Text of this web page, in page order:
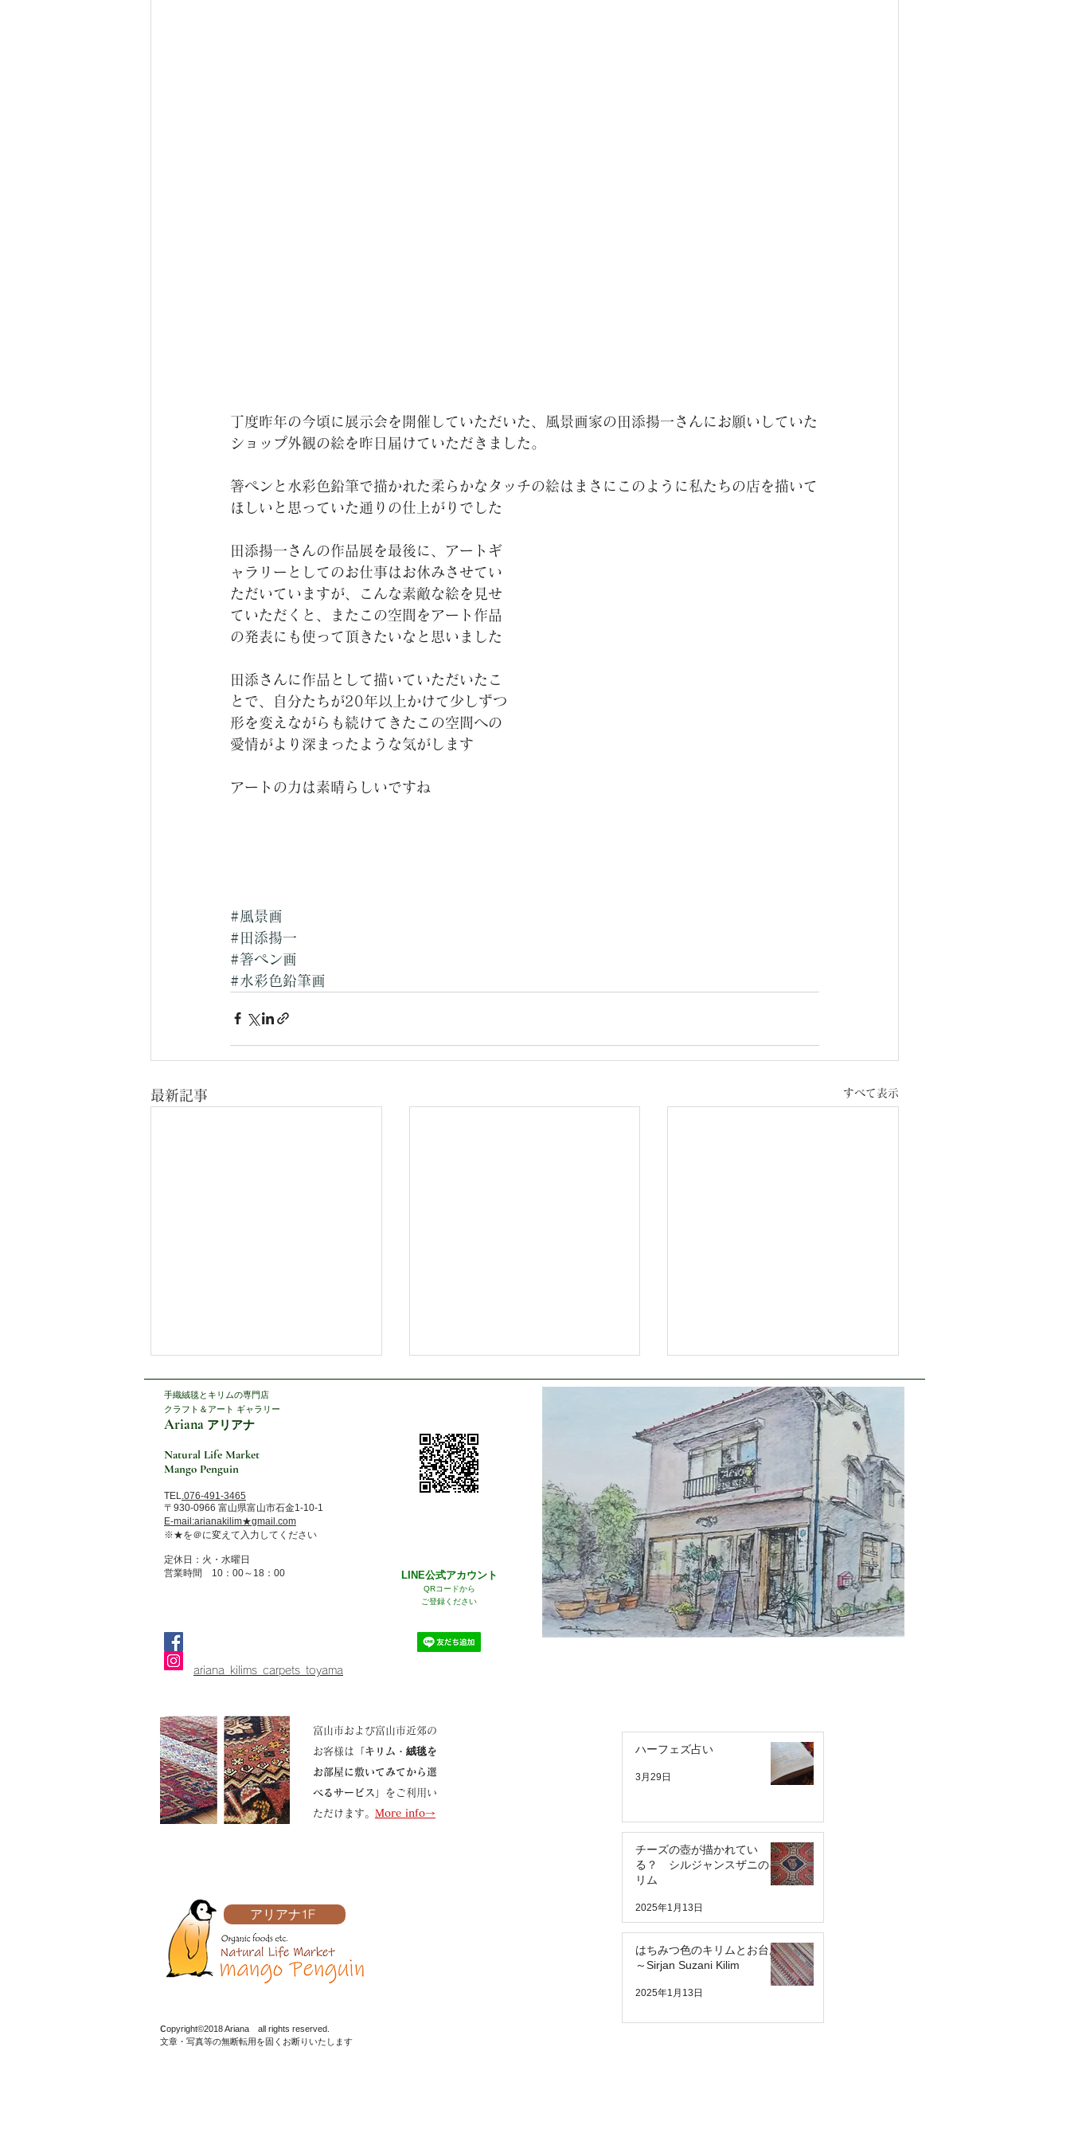
丁度昨年の今頃に展示会を開催していただいた、風景画家の田添揚一さんにお願いしていた
ショップ外観の絵を昨日届けていただきました。
箸ペンと水彩色鉛筆で描かれた柔らかなタッチの絵はまさにこのように私たちの店を描いて
ほしいと思っていた通りの仕上がりでした
田添揚一さんの作品展を最後に、アートギ
ャラリーとしてのお仕事はお休みさせてい
ただいていますが、こんな素敵な絵を見せ
ていただくと、またこの空間をアート作品
の発表にも使って頂きたいなと思いました
田添さんに作品として描いていただいたこ
とで、自分たちが20年以上かけて少しずつ
形を変えながらも続けてきたこの空間への
愛情がより深まったような気がします
アートの力は素晴らしいですね
#風景画
#田添揚一
#箸ペン画
#水彩色鉛筆画
最新記事 すべて表示
ハーフェズ占い
チーズの壺が描かれてい
る？ シルジャンスザニのキ
リム
はちみつ色のキリムとお台所
～Sirjan Suzani Kilim
手織絨毯とキリムの専門店
クラフト＆アート ギャラリー
Ariana アリアナ
Natural Life Market
Mango Penguin
TEL.076-491-3465
〒930-0966 富山県富山市石金1-10-1
​​E-mail:arianakilim★gmail.com
※★を＠に変えて入力してください​
定休日：火・水曜日
営業時間 10：00～18：00
LINE公式アカウント
QRコードから
ご登録ください
ariana_kilims_carpets_toyama
富山市および富山市近郊の
お客様は
「キリム・絨毯を
お部屋に敷いてみてから選
べるサービス」
をご利用い
ただけます。 More info→
アリアナ1F
copyright©2018 Ariana all rights reserved.
文章・写真等の無断転用を固くお断りいたします
ハーフェズ占い
3月29日
チーズの壺が描かれてい
る？ シルジャンスザニのキ
リム
2025年1月13日
はちみつ色のキリムとお台所
～Sirjan Suzani Kilim
2025年1月13日